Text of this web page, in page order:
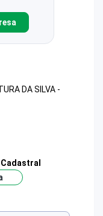
DA SILVA -